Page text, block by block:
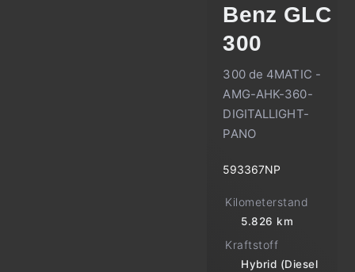
Benz GLC
300
300 de 4MATIC -
AMG-AHK-360-
DIGITALLIGHT-
PANO
593367NP
Kilometerstand
5.826 km
Kraftstoff
Hybrid (Diesel